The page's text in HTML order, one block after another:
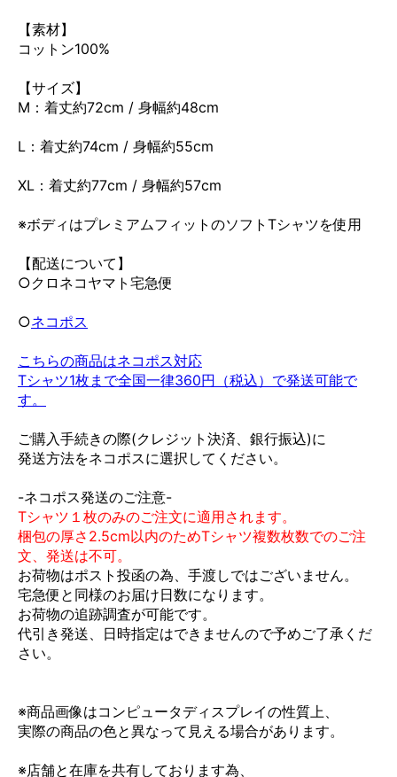
【素材】
コットン100%
【サイズ】
M：着丈約72cm / 身幅約48cm
L：着丈約74cm / 身幅約55cm
XL：着丈約77cm / 身幅約57cm
※ボディはプレミアムフィットのソフトTシャツを使用
【配送について】
○クロネコヤマト宅急便
○ネコポス
こちらの商品はネコポス対応
Tシャツ1枚まで全国一律360円（税込）で発送可能で
す。
ご購入手続きの際(クレジット決済、銀行振込)に
発送方法をネコポスに選択してください。
-ネコポス発送のご注意-
Tシャツ１枚のみのご注文に適用されます。
梱包の厚さ2.5cm以内のためTシャツ複数枚数でのご注
文、発送は不可。
お荷物はポスト投函の為、手渡しではございません。
宅急便と同様のお届け日数になります。
お荷物の追跡調査が可能です。
代引き発送、日時指定はできませんので予めご了承くだ
さい。
※商品画像はコンピュータディスプレイの性質上、
実際の商品の色と異なって見える場合があります。
※店舗と在庫を共有しております為、